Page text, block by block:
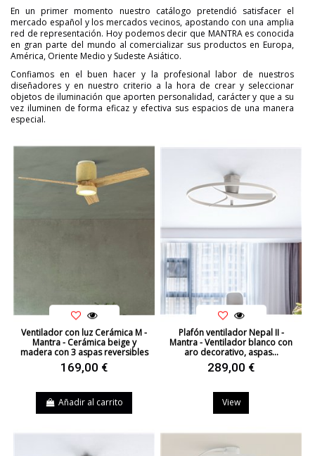
En un primer momento nuestro catálogo pretendió satisfacer el
mercado español y los mercados vecinos, apostando con una amplia
red de representación. Hoy podemos decir que MANTRA es conocida
en gran parte del mundo al comercializar sus productos en Europa,
América, Oriente Medio y Sudeste Asiático.
Confiamos en el buen hacer y la profesional labor de nuestros
diseñadores y en nuestro criterio a la hora de crear y seleccionar
objetos de iluminación que aporten personalidad, carácter y que a su
vez iluminen de forma eficaz y efectiva sus espacios de una manera
especial.
Ventilador con luz Cerámica M -
Mantra - Cerámica beige y
madera con 3 aspas reversibles
169,00 €
Añadir al carrito
Plafón ventilador Nepal II -
Mantra - Ventilador blanco con
aro decorativo, aspas...
289,00 €
View